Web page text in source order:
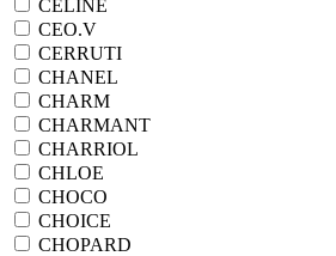
CELINE
CEO.V
CERRUTI
CHANEL
CHARM
CHARMANT
CHARRIOL
CHLOE
CHOCO
CHOICE
CHOPARD